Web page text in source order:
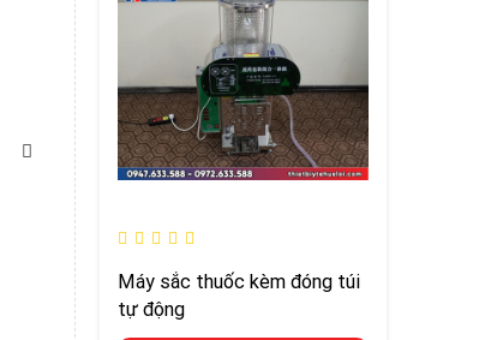
Máy sắc thuốc kèm đóng túi
tự động